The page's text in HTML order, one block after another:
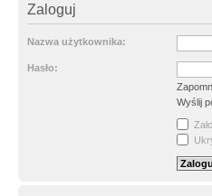
Zaloguj
Nazwa użytkownika:
Hasło:
Wyślij